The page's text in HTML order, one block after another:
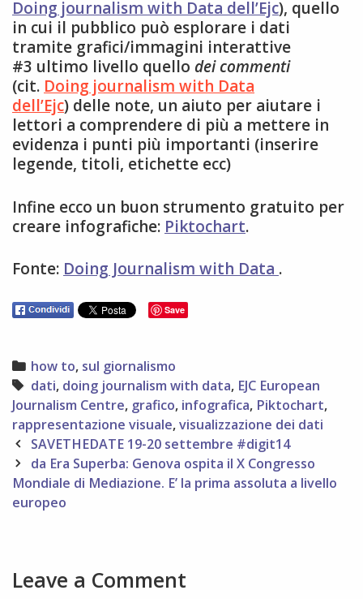
Doing journalism with Data dell’Ejc), quello
in cui il pubblico può esplorare i dati
tramite grafici/immagini interattive
#3 ultimo livello quello dei commenti
(cit. Doing journalism with Data
dell’Ejc) delle note, un aiuto per aiutare i
lettori a comprendere di più a mettere in
evidenza i punti più importanti (inserire
legende, titoli, etichette ecc)
Infine ecco un buon strumento gratuito per
creare infografiche: Piktochart.
Fonte: Doing Journalism with Data .
Save
Categories
how to, sul giornalismo
Tags
dati, doing journalism with data, EJC European
Journalism Centre, grafico, infografica, Piktochart,
rappresentazione visuale,visualizzazione dei dati
Post
navigation
SAVETHEDATE 19-20 settembre #digit14
da Era Superba: Genova ospita il X Congresso
Mondiale di Mediazione. E’ la prima assoluta a livello
europeo
Leave a Comment